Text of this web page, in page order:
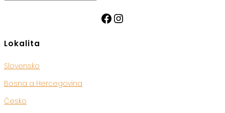
Facebook
Instagram
Lokalita
Slovensko
Bosna a Hercegovina
Česko